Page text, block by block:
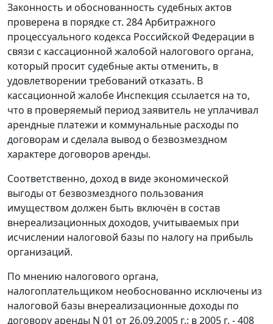
Законность и обоснованность судебных актов
проверена в порядке ст. 284Арбитражного
процессуального кодекса Российской Федерации в
связи с кассационной жалобой налогового органа,
который просит судебные акты отменить, в
удовлетворении требований отказать. В
кассационной жалобе Инспекция ссылается на то,
что в проверяемый период заявитель не уплачивал
арендные платежи и коммунальные расходы по
договорам и сделала вывод о безвозмездном
характере договоров аренды.
Соответственно, доход в виде экономической
выгоды от безвозмездного пользования
имуществом должен быть включён в состав
внереализационных доходов, учитываемых при
исчислении налоговой базы по налогу на прибыль
организаций.
По мнению налогового органа,
налогоплательщиком необоснованно исключены из
налоговой базы внереализационные доходы по
договору аренды N 01 от 26.09.2005 г.: в 2005 г. - 408